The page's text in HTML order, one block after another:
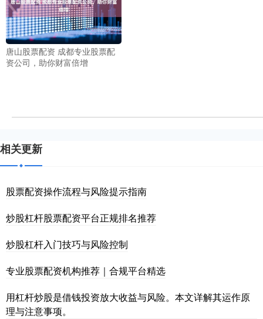
唐山股票配资 成都专业股票配
资公司，助你财富倍增
相关更新
股票配资操作流程与风险提示指南
炒股杠杆股票配资平台正规排名推荐
炒股杠杆入门技巧与风险控制
专业股票配资机构推荐｜合规平台精选
用杠杆炒股是借钱投资放大收益与风险。本文详解其运作原
理与注意事项。